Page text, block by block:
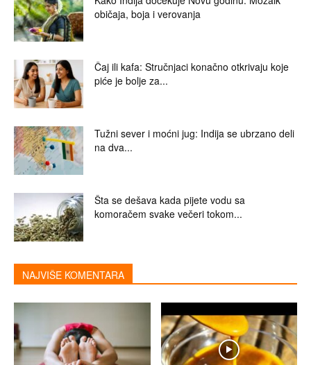
običaja, boja i verovanja
Čaj ili kafa: Stručnjaci konačno otkrivaju koje
piće je bolje za...
Tužni sever i moćni jug: Indija se ubrzano deli
na dva...
Šta se dešava kada pijete vodu sa
komoračem svake večeri tokom...
NAJVIŠE KOMENTARA